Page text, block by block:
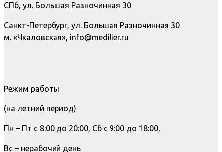
СПб, ул. Большая Разночинная 30
Санкт-Петербург, ул. Большая Разночинная 30
м. «Чкаловская», info@medilier.ru
Режим работы
(на летний период)
Пн – Пт с 8:00 до 20:00, Сб с 9:00 до 18:00,
Вс – нерабочий день